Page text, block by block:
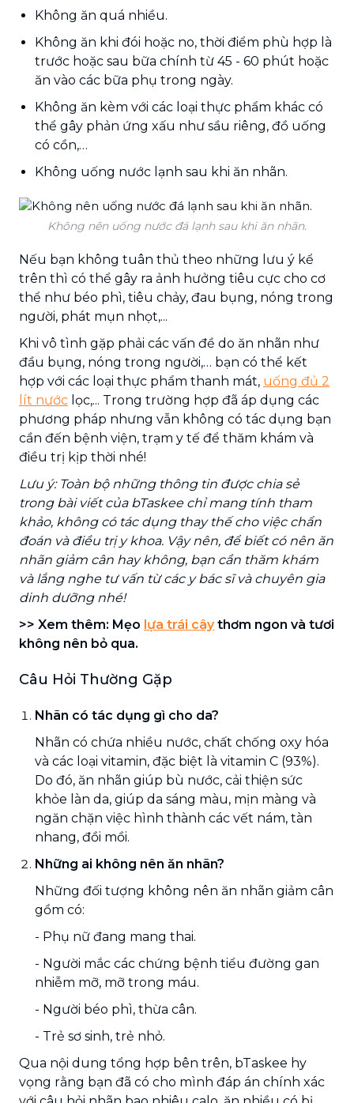
Không ăn quá nhiều.
Không ăn khi đói hoặc no, thời điểm phù hợp là
trước hoặc sau bữa chính từ 45 - 60 phút hoặc
ăn vào các bữa phụ trong ngày.
Không ăn kèm với các loại thực phẩm khác có
thể gây phản ứng xấu như sầu riêng, đồ uống
có cồn,…
Không uống nước lạnh sau khi ăn nhãn.
Không nên uống nước đá lạnh sau khi ăn nhãn.
Nếu bạn không tuân thủ theo những lưu ý kể
trên thì có thể gây ra ảnh hưởng tiêu cực cho cơ
thể như béo phì, tiêu chảy, đau bụng, nóng trong
người, phát mụn nhọt,...
Khi vô tình gặp phải các vấn đề do ăn nhãn như
đầu bụng, nóng trong người,… bạn có thể kết
hợp với các loại thực phẩm thanh mát, uống đủ 2
lít nước lọc,... Trong trường hợp đã áp dụng các
phương pháp nhưng vẫn không có tác dụng bạn
cần đến bệnh viện, trạm y tế để thăm khám và
điều trị kịp thời nhé!
Lưu ý: Toàn bộ những thông tin được chia sẻ
trong bài viết của bTaskee chỉ mang tính tham
khảo, không có tác dụng thay thế cho việc chẩn
đoán và điều trị y khoa. Vậy nên, để biết có nên ăn
nhãn giảm cân hay không, bạn cần thăm khám
và lắng nghe tư vấn từ các y bác sĩ và chuyên gia
dinh dưỡng nhé!
>> Xem thêm: Mẹo lựa trái câythơm ngon và tươi
không nên bỏ qua.
Câu Hỏi Thường Gặp
Nhãn có tác dụng gì cho da?
Nhãn có chứa nhiều nước, chất chống oxy hóa
và các loại vitamin, đặc biệt là vitamin C (93%).
Do đó, ăn nhãn giúp bù nước, cải thiện sức
khỏe làn da, giúp da sáng màu, mịn màng và
ngăn chặn việc hình thành các vết nám, tàn
nhang, đồi mồi.
Những ai không nên ăn nhãn?
Những đối tượng không nên ăn nhãn giảm cân
gồm có:
- Phụ nữ đang mang thai.
- Người mắc các chứng bệnh tiểu đường gan
nhiễm mỡ, mỡ trong máu.
- Người béo phì, thừa cân.
- Trẻ sơ sinh, trẻ nhỏ.
Qua nội dung tổng hợp bên trên, bTaskee hy
vọng rằng bạn đã có cho mình đáp án chính xác